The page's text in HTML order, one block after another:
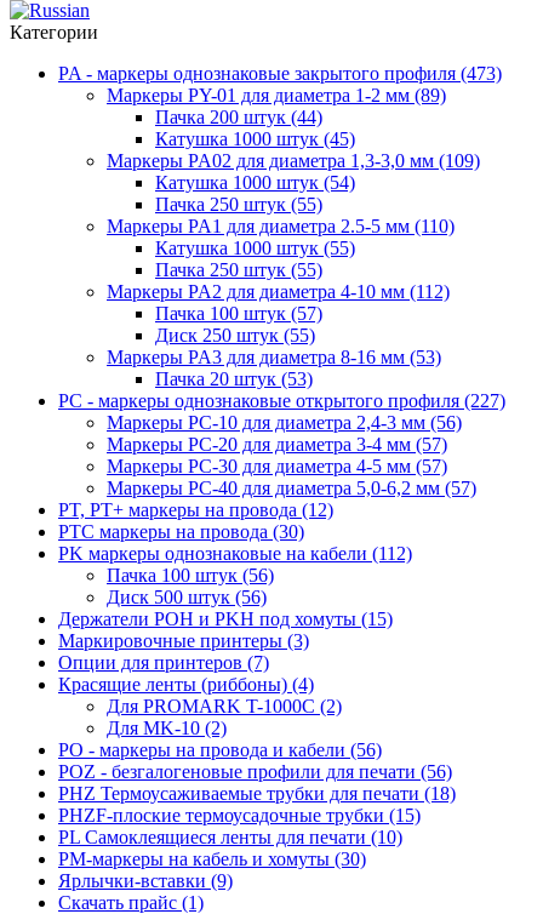
Категории
PA - маркеры однознаковые закрытого профиля (473)
Маркеры PY-01 для диаметра 1-2 мм (89)
Пачка 200 штук (44)
Катушка 1000 штук (45)
Маркеры PA02 для диаметра 1,3-3,0 мм (109)
Катушка 1000 штук (54)
Пачка 250 штук (55)
Маркеры PA1 для диаметра 2.5-5 мм (110)
Катушка 1000 штук (55)
Пачка 250 штук (55)
Маркеры PA2 для диаметра 4-10 мм (112)
Пачка 100 штук (57)
Диск 250 штук (55)
Маркеры PA3 для диаметра 8-16 мм (53)
Пачка 20 штук (53)
PC - маркеры однознаковые открытого профиля (227)
Маркеры PC-10 для диаметра 2,4-3 мм (56)
Маркеры PC-20 для диаметра 3-4 мм (57)
Маркеры PC-30 для диаметра 4-5 мм (57)
Маркеры PC-40 для диаметра 5,0-6,2 мм (57)
PT, PT+ маркеры на провода (12)
PTC маркеры на провода (30)
PK маркеры однознаковые на кабели (112)
Пачка 100 штук (56)
Диск 500 штук (56)
Держатели POH и PKH под хомуты (15)
Маркировочные принтеры (3)
Опции для принтеров (7)
Красящие ленты (риббоны) (4)
Для PROMARK T-1000C (2)
Для MK-10 (2)
PO - маркеры на провода и кабели (56)
POZ - безгалогеновые профили для печати (56)
PHZ Термоусаживаемые трубки для печати (18)
PHZF-плоские термоусадочные трубки (15)
PL Самоклеящиеся ленты для печати (10)
PM-маркеры на кабель и хомуты (30)
Ярлычки-вставки (9)
Скачать прайс (1)